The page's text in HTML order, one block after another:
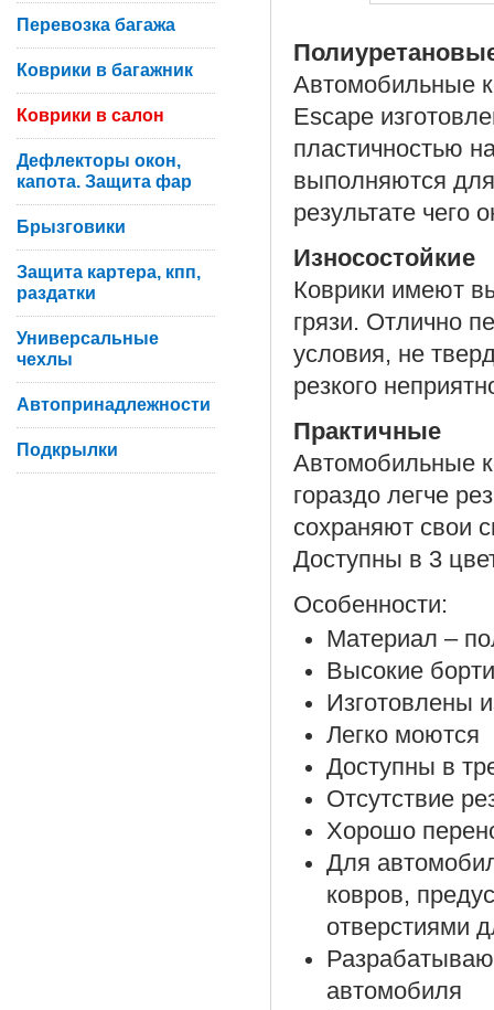
Автомобильные
Escape
пластичностью
выполняются
результате чего
Износостойкие
Коврики имеют
грязи. Отлично
условия, не
резкого
Практичные
Автомобильные
гораздо легче
сохраняют свои
Доступны в 3
Особенности:
Материал –
Высокие
Изготовлены
Легко моются
Доступны в
Отсутствие
Хорошо
Для
ковров,
отверстиями
автомобиля
Перевозка багажа
Коврики в багажник
Коврики в салон
Дефлекторы окон,
капота. Защита фар
Брызговики
Защита картера, кпп,
раздатки
Универсальные
чехлы
Автопринадлежности
Подкрылки